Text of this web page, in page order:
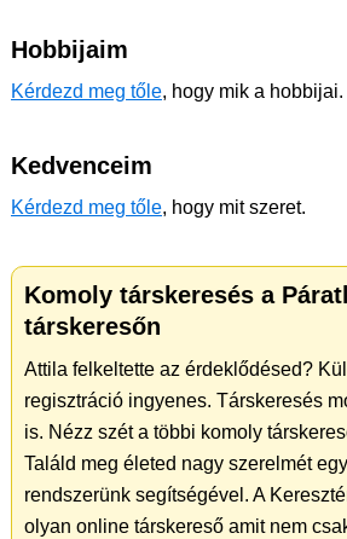
Hobbijaim
Kérdezd meg tőle, hogy mik a
Kedvenceim
Kérdezd meg tőle, hogy mit szeret.
Komoly társkeresés a
társkeresőn
Attila felkeltette az érdeklődésed?
regisztráció ingyenes. Társkeresés
is. Nézz szét a többi komoly
Találd meg életed nagy szerelmét
rendszerünk segítségével. A
olyan online társkereső amit nem